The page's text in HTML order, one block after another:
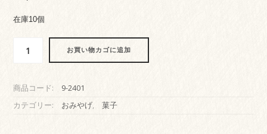
在庫10個
も
ち
お買い物カゴに追加
商品コード:
9-2401
カテゴリー:
おみやげ, 菓子